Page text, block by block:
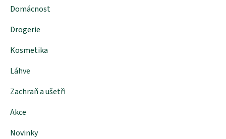
Domácnost
Drogerie
Kosmetika
Láhve
Zachraň a ušetři
Akce
Novinky